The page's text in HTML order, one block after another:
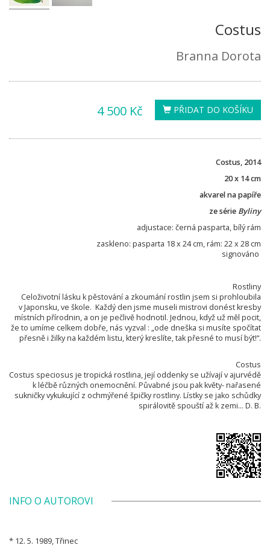
Costus
Branna Dorota
PŘIDAT DO KOŠÍKU
4 500 Kč
Costus, 2014
20 x 14 cm
akvarel na papíře
ze série Byliny
adjustace: černá pasparta, bílý rám
zaskleno: pasparta 18 x 24 cm, rám: 22 x 28 cm
signováno
Rostliny
Celoživotní lásku k pěstování a zkoumání rostlin jsem si prohloubila
v Japonsku, ve škole. Každý den jsme museli mistrovi donést kresby
místních přírodnin, a on je pečlivě hodnotil. Jednou, když už měl pocit,
že to umíme celkem dobře, nás vyzval : „ode dneška si musíte spočítat
přesně i žilky na každém listu, který kreslíte, tak přesné to musí být!“.
Costus
Costus speciosus je tropická rostlina, její oddenky se užívají v ajurvédě
k léčbě různých onemocnění. Půvabné jsou pak květy- nařasené
sukničky vykukující z ochmýřené špičky rostliny. Lístky se jako schůdky
spirálovitě spouští až k zemi... D. B.
INFO O AUTOROVI
* 12. 5. 1989, Třinec